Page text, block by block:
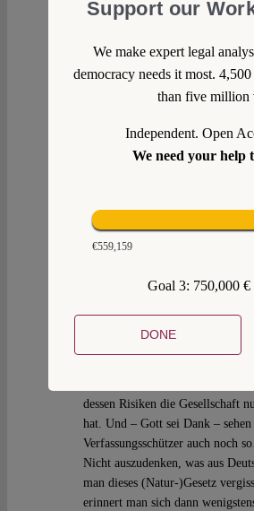
@Steinbeis:
kenne und schätze Ihre
Rechtsprechung des BVerfG. Ich
von vielen Leuten, das BVerfG
Rechts, und im Konflikt mit
weiteres seine Meinung für die
Thu 24 Jan 2013 at 12:14
dessen Risiken die Gesellschaft
hat. Und – Gott sei Dank – sehen
Verfassungsschützer auch noch
Nicht auszudenken, was aus
man dieses (Natur-)Gesetz
erinnert man sich dann
Support our
We make expert legal
democracy needs it most.
than five million
Independent. Open
We need your help
€559,159
Goal 3: 750,000
DONE